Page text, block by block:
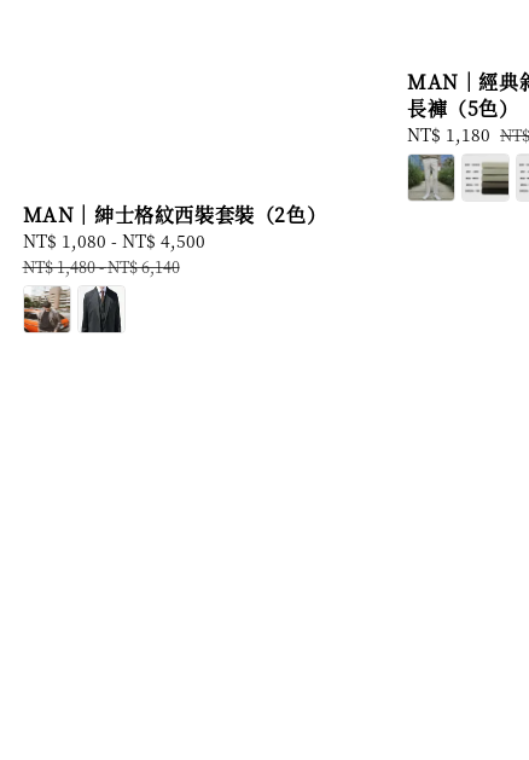
MAN｜紳士格紋西裝套裝（2色）
Sale
price
NT$ 1,080 - NT$ 4,500
NT$ 1,480-NT$ 6,140
MAN｜經典
長褲（5色）
Sale
price
NT$ 1,180